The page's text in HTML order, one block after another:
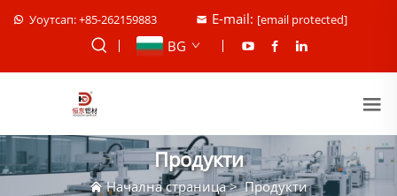
Уоутсап: +85-262159883 E-mail: [email protected]
BG
Продукти
Начална страница>Продукти